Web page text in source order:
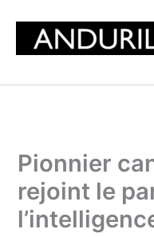
content
Pionnier
rejoint le